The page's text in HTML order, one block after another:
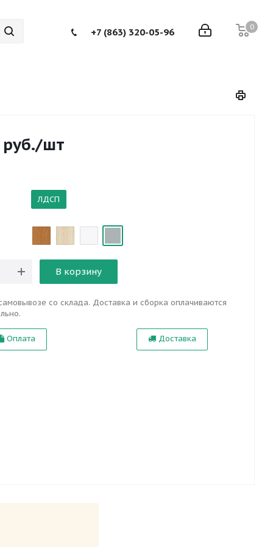
0
+7 (863) 320-05-96
/шт
ЛДСП
В корзину
со склада. Доставка и сборка оплачиваются
Оплата Доставка